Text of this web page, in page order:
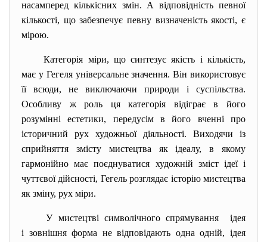
насамперед кількісних змін. А відповідність певної
кількості, що забезпечує певну визначеність якості, є
мірою.
Категорія міри, що синтезує якість і кількість,
має у Гегеля універсальне значення. Він використовує
її всюди, не виключаючи природи і суспільства.
Особливу ж роль ця категорія відіграє в його
розумінні естетики, передусім в його вченні про
історичний рух художньої діяльності. Виходячи із
сприйняття змісту мистецтва як ідеалу, в якому
гармонійно має поєднуватися художній зміст ідеї і
чуттєвої дійсності, Гегель розглядає історію мистецтва
як зміну, рух міри.
У мистецтві символічного спрямування ідея
і зовнішня форма не відповідають одна одній, ідея